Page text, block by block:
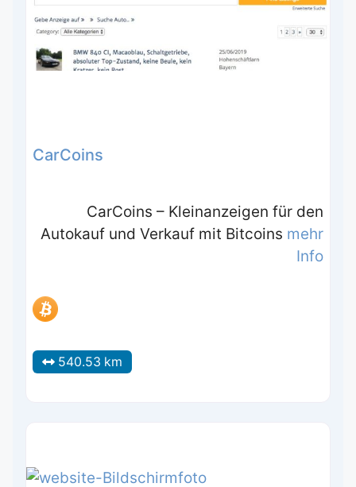
CarCoins
CarCoins – Kleinanzeigen für den
Autokauf und Verkauf mit Bitcoins mehr
Info
540.53 km